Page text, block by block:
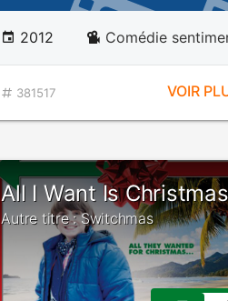
2012 Comédie
381517 VOIR
All I Want Is Christmas
Autre titre : Switchmas